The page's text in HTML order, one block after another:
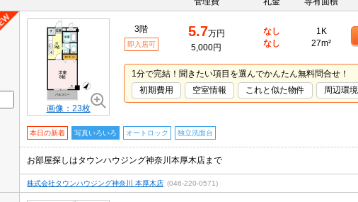
画像：23枚
3階
即入居可
5.7万円
5,000円
なし
なし
1K
27m²
1分で完結！聞きたい項目を選んでかんたん無料問合せ！
初期費用
空室情報 これと似た物件 周辺環境
本日の新着 写真いろいろ オートロック 独立洗面台
お部屋探しはタウンハウジング神奈川本厚木店まで
株式会社タウンハウジング神奈川 本厚木店 (046-220-0571)